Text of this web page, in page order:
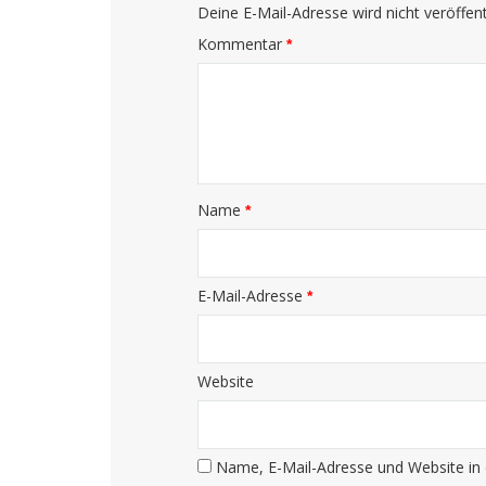
Deine E-Mail-Adresse wird nicht
Kommentar *
Name *
E-Mail-Adresse *
Website
Name, E-Mail-Adresse und Website